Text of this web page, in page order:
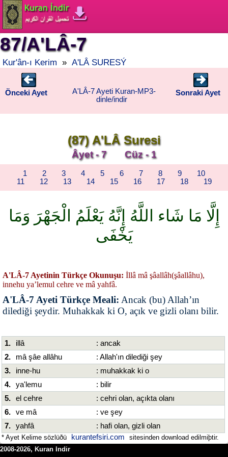
87/A'LÂ-7
Kur'ân-ı Kerim » A'LÂ SURESÝ
Önceki Ayet Sonraki Ayet
A'LÂ-7 Ayeti Kuran-MP3-
dinle/indir
(87) A'LÂ Suresi
Âyet - 7 Cüz - 1
1 2 3 4 5 6 7 8 9
10
11
12 13 14 15 16 17 18 19
إِلَّا مَا شَاء اللَّهُ إِنَّهُ يَعْلَمُ الْجَهْرَ وَمَا
يَخْفَى
A'LÂ-7 Ayetinin Türkçe Okunuşu: İllâ mâ şâallâh(şâallâhu),
innehu ya’lemul cehre ve mâ yahfâ.
A'LÂ-7 Ayeti Türkçe Meali: Ancak (bu) Allah’ın
dilediği şeydir. Muhakkak ki O, açık ve gizli olanı bilir.
1. illâ
: ancak
2.
mâ şâe allâhu
: Allah'ın dilediği şey
3.
inne-hu
: muhakkak ki o
4.
ya'lemu
: bilir
5.
el cehre
: cehri olan, açıkta olanı
6.
ve mâ
: ve şey
7.
yahfâ : hafi olan, gizli olan
* Ayet Kelime sözlüðü kurantefsiri.com
sitesinden download edilmiþtir.
2008-2026, Kuran Indir